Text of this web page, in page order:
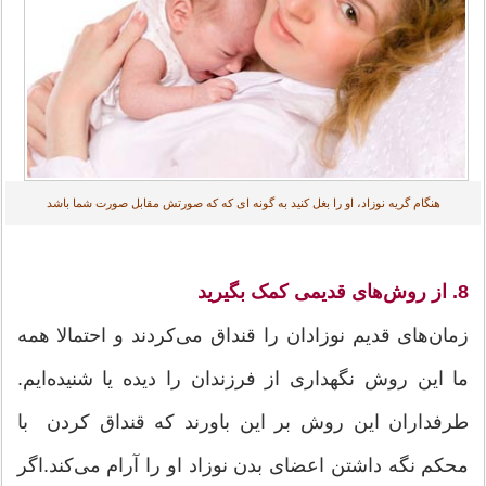
هنگام گریه نوزاد، او را بغل کنید به گونه ای که که صورتش مقابل صورت شما باشد
8. از روش‌های قدیمی کمک بگیرید
زمان‌های قدیم نوزادان را قنداق می‌کردند و احتمالا همه
ما این روش نگهداری از فرزندان را دیده یا شنیده‌ایم.
طرفداران این روش بر این باورند که قنداق کردن با
محکم نگه داشتن اعضای بدن نوزاد او را آرام می‌کند.اگر